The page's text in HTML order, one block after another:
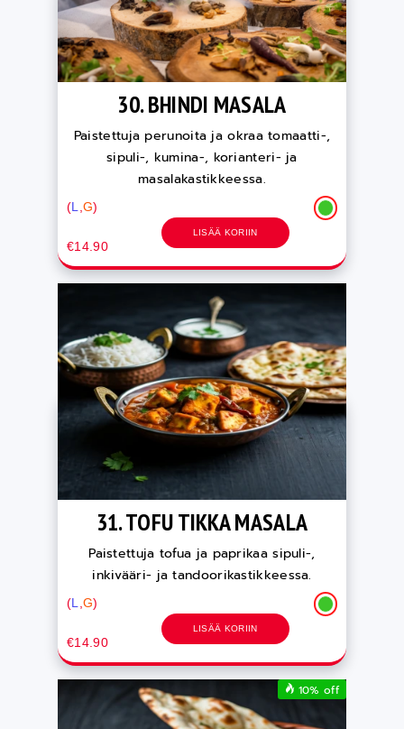
30. BHINDI MASALA
Paistettuja perunoita ja okraa tomaatti-,
sipuli-, kumina-, korianteri- ja
masalakastikkeessa.
(L,G)
€14.90
LISÄÄ KORIIN
31. TOFU TIKKA MASALA
Paistettuja tofua ja paprikaa sipuli-,
inkivääri- ja tandoorikastikkeessa.
(L,G)
€14.90
LISÄÄ KORIIN
10% off